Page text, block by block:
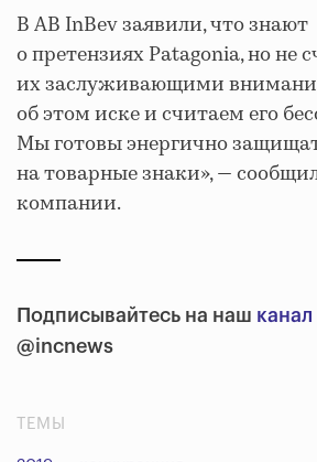
В AB InBev заявили, что знают
о претензиях Patagonia, но не
их заслуживающими
об этом иске и считаем его
Мы готовы энергично
на товарные знаки», —
компании.
Подписывайтесь на наш
@incnews
ТЕМЫ